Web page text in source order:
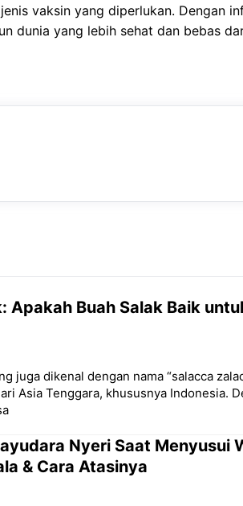
vaksin yang diperlukan. Dengan
dunia yang lebih sehat dan bebas
Apakah Buah Salak Baik
juga dikenal dengan nama “salacca
Asia Tenggara, khususnya Indonesia.
Nyeri Saat Menyusui
& Cara Atasinya